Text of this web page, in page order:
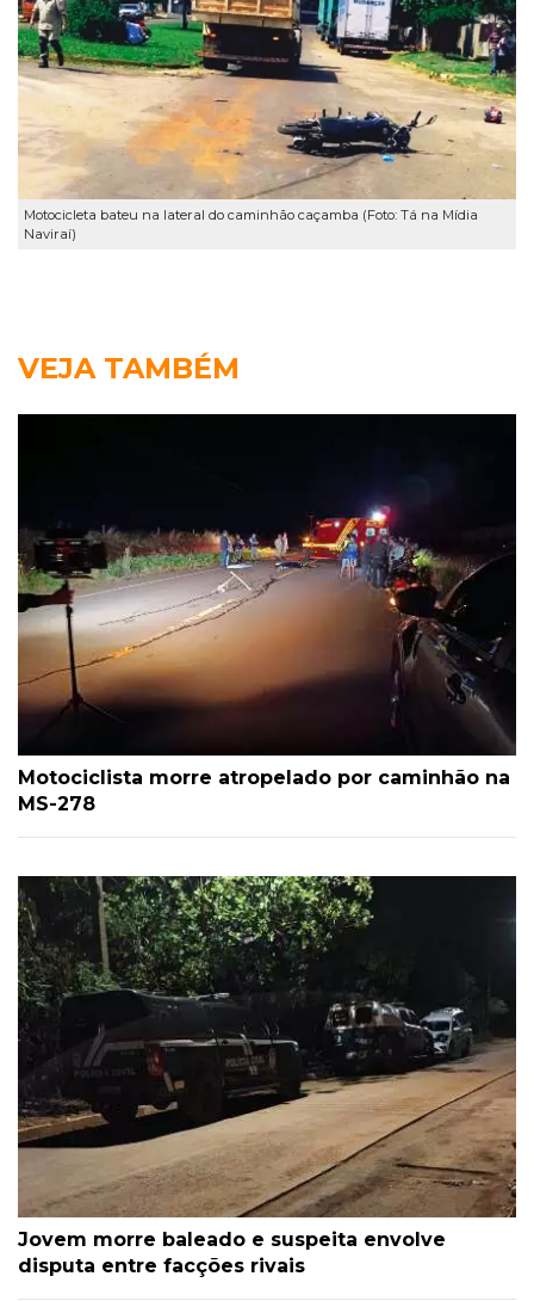
Motocicleta bateu na lateral do caminhão caçamba (Foto: Tá na Mídia
Naviraí)
VEJA TAMBÉM
Motociclista morre atropelado por caminhão na
MS-278
Jovem morre baleado e suspeita envolve
disputa entre facções rivais